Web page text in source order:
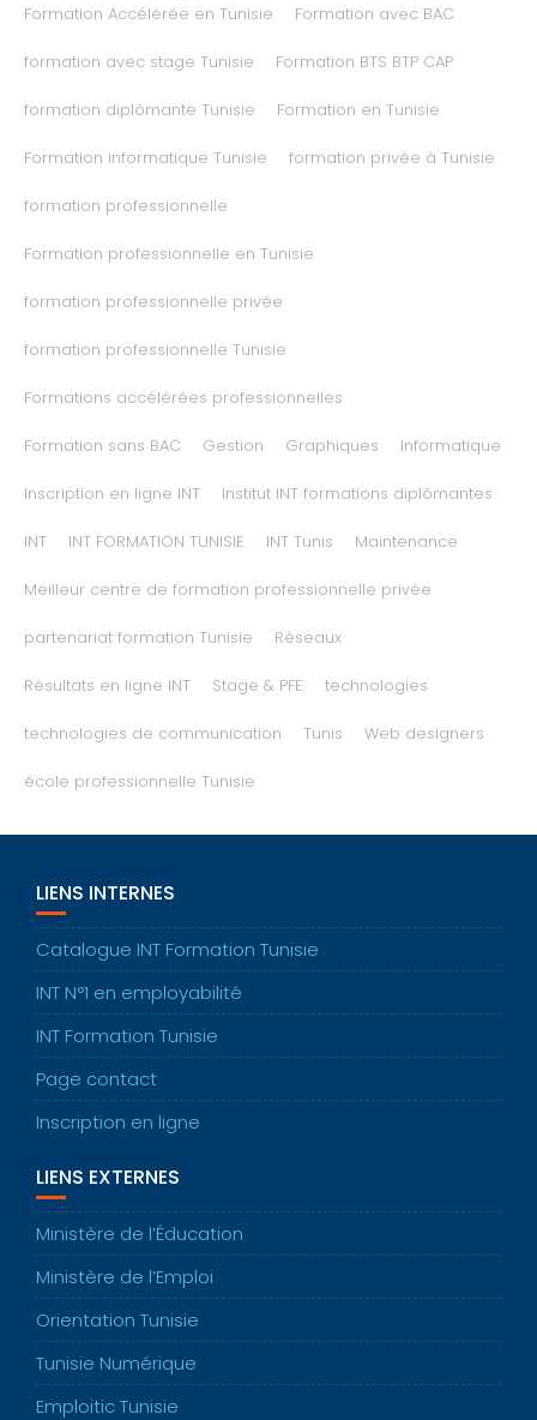
Formation Accélérée en Tunisie Formation avec BAC
formation avec stage Tunisie Formation BTS BTP CAP
formation diplômante Tunisie Formation en Tunisie
Formation informatique Tunisie formation privée à Tunisie
formation professionnelle
Formation professionnelle en Tunisie
formation professionnelle privée
formation professionnelle Tunisie
Formations accélérées professionnelles
Formation sans BAC Gestion Graphiques Informatique
Inscription en ligne INT Institut INT formations diplômantes
INT INT FORMATION TUNISIE INT Tunis Maintenance
Meilleur centre de formation professionnelle privée
partenariat formation Tunisie Réseaux
Résultats en ligne INT Stage & PFE technologies
technologies de communication Tunis Web designers
école professionnelle Tunisie
LIENS INTERNES
Catalogue INT Formation Tunisie
INT N°1 en employabilité
INT Formation Tunisie
Page contact
Inscription en ligne
LIENS EXTERNES
Ministère de l’Éducation
Ministère de l’Emploi
Orientation Tunisie
Tunisie Numérique
Emploitic Tunisie